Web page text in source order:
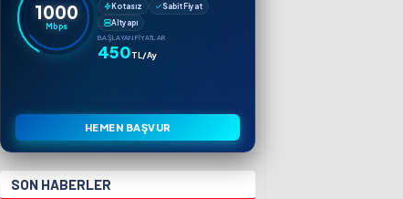
1000
Mbps
Kotasız
Sabit Fiyat
Altyapı
BAŞLAYAN FIYATLAR
450TL/Ay
HEMEN BAŞVUR
SON HABERLER